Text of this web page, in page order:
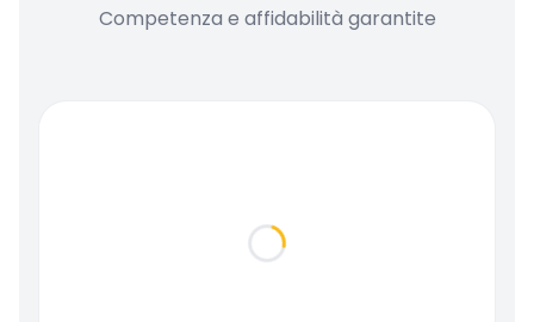
Competenza e affidabilità garantite
Loading...